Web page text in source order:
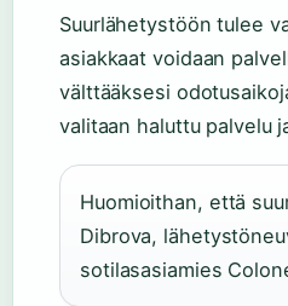
Suurlähetystöön tulee
asiakkaat voidaan
välttääksesi
valitaan haluttu palvelu
Huomioithan, että
Dibrova,
sotilasasiamies